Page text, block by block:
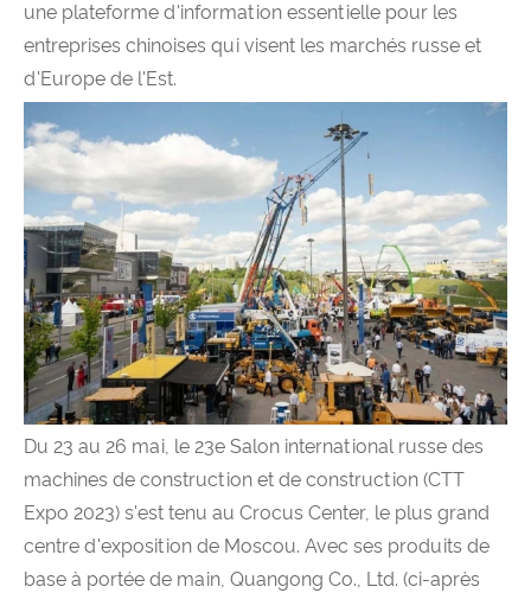
une plateforme d'information essentielle pour les
entreprises chinoises qui visent les marchés russe et
d'Europe de l'Est.
Du 23 au 26 mai, le 23e Salon international russe des
machines de construction et de construction (CTT
Expo 2023) s'est tenu au Crocus Center, le plus grand
centre d'exposition de Moscou. Avec ses produits de
base à portée de main, Quangong Co., Ltd. (ci-après